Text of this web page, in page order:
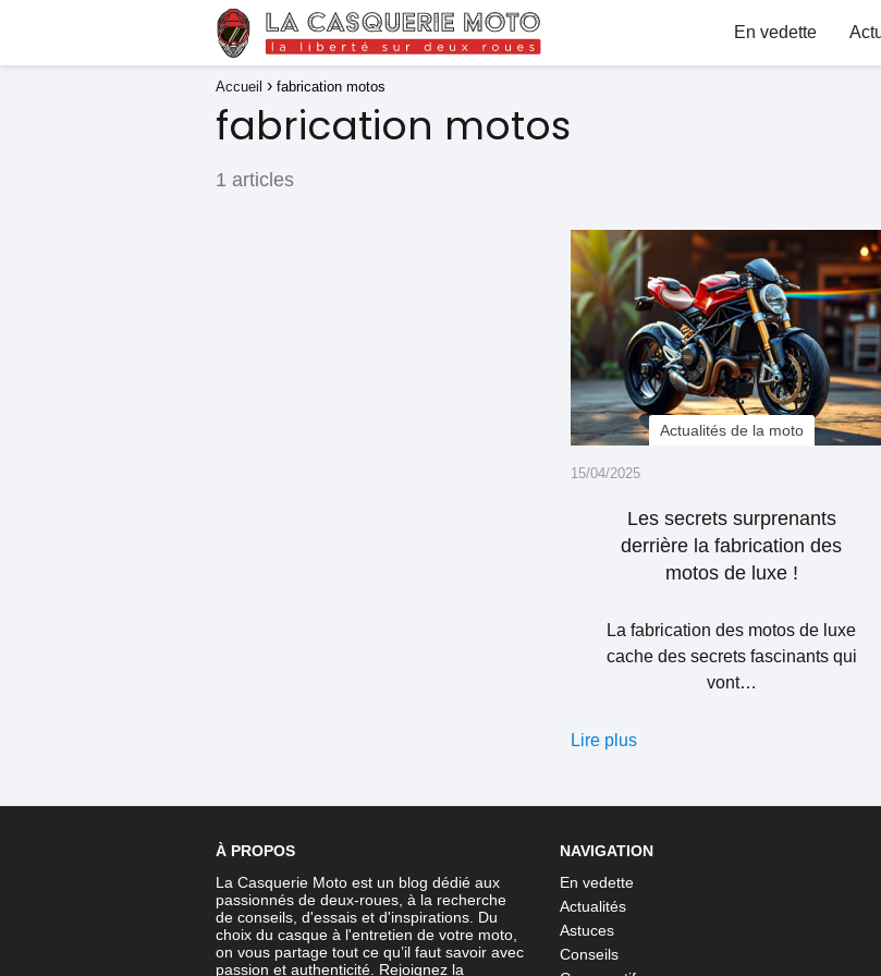
En vedette
Accueil fabrication motos
fabrication motos
1 articles
Actualités de la moto
15/04/2025
Les secrets surprenants
derrière la fabrication des
motos de luxe !
La fabrication des motos de luxe
cache des secrets fascinants qui
vont…
Lire plus
À PROPOS
La Casquerie Moto est un blog dédié aux
passionnés de deux-roues, à la recherche
de conseils, d'essais et d'inspirations. Du
choix du casque à l'entretien de votre moto,
on vous partage tout ce qu’il faut savoir avec
passion et authenticité. Rejoignez la
NAVIGATION
En vedette
Actualités
Astuces
Conseils